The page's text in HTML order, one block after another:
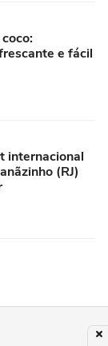
e fácil
internacional
(RJ)